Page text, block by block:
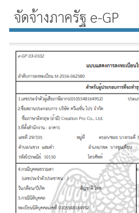
จัดจ้างภาครัฐ e-GP